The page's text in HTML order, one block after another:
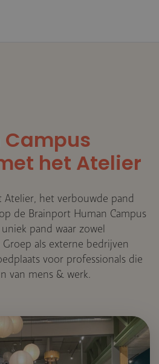
Campus
het Atelier
Atelier, het verbouwde pand
de Brainport Human Campus
pand waar zowel
als externe bedrijven
voor professionals die
van mens & werk.